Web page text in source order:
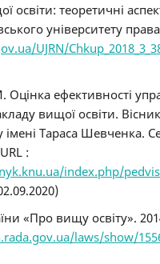
освіти: теоретичні
університету
UJRN/
ефективності
вищої освіти.
імені Тараса Шевченка.
:
index.php/
«Про вищу освіту».
laws/show/